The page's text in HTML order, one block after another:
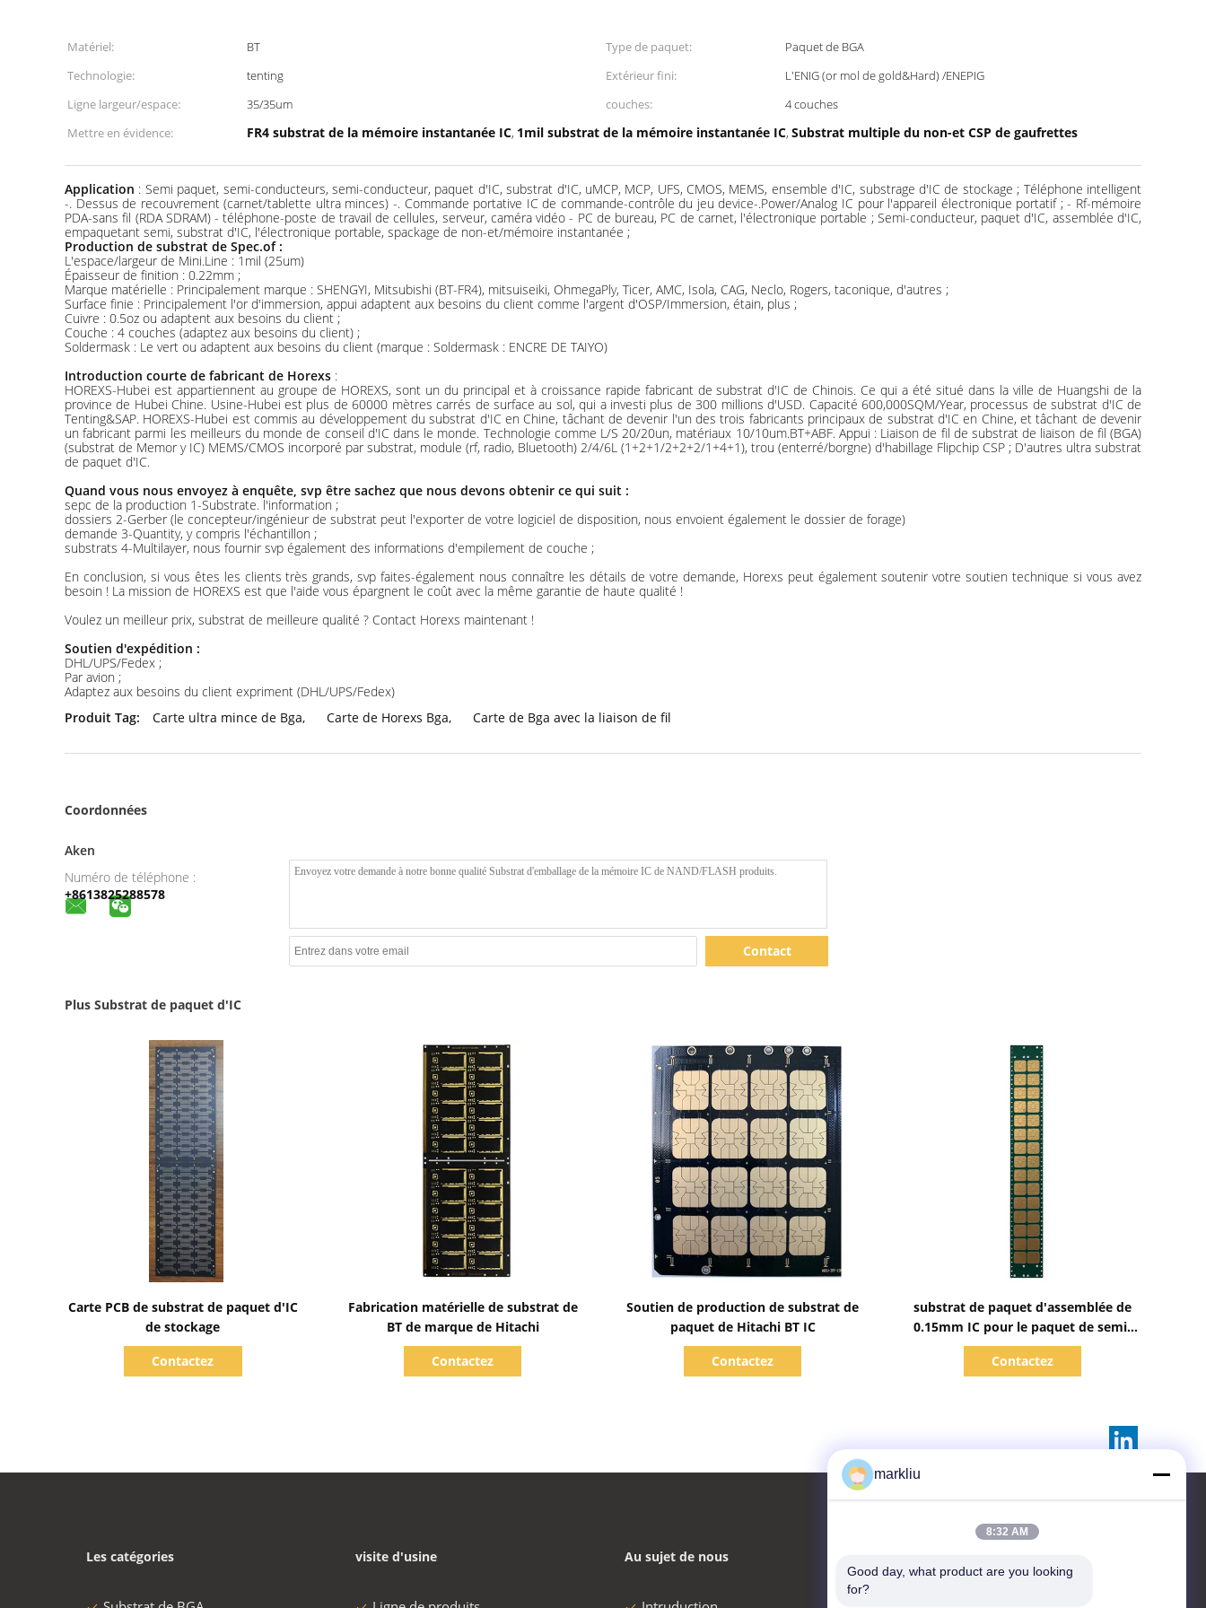
Matériel: BT Type de paquet:
Paquet de BGA
Technologie:
tenting Extérieur fini:
L'ENIG (or mol de gold&Hard) /ENEPIG
Ligne largeur/espace:
35/35um couches:
4 couches
Mettre en évidence:
FR4 substrat de la mémoire instantanée IC, 1mil substrat de la mémoire instantanée IC, Substrat multiple du non-et CSP de gaufrettes
Application : Semi paquet, semi-conducteurs, semi-conducteur, paquet d'IC, substrat d'IC, uMCP, MCP, UFS, CMOS, MEMS, ensemble d'IC, substrage d'IC de stockage ; Téléphone intelligent
-. Dessus de recouvrement (carnet/tablette ultra minces) -. Commande portative IC de commande-contrôle du jeu device-.Power/Analog IC pour l'appareil électronique portatif ; - Rf-mémoire
PDA-sans fil (RDA SDRAM) - téléphone-poste de travail de cellules, serveur, caméra vidéo - PC de bureau, PC de carnet, l'électronique portable ; Semi-conducteur, paquet d'IC, assemblée d'IC,
empaquetant semi, substrat d'IC, l'électronique portable, spackage de non-et/mémoire instantanée ;
Production de substrat de Spec.of :
L'espace/largeur de Mini.Line : 1mil (25um)
Épaisseur de finition : 0.22mm ;
Marque matérielle : Principalement marque : SHENGYI, Mitsubishi (BT-FR4), mitsuiseiki, OhmegaPly, Ticer, AMC, Isola, CAG, Neclo, Rogers, taconique, d'autres ;
Surface finie : Principalement l'or d'immersion, appui adaptent aux besoins du client comme l'argent d'OSP/Immersion, étain, plus ;
Cuivre : 0.5oz ou adaptent aux besoins du client ;
Couche : 4 couches (adaptez aux besoins du client) ;
Soldermask : Le vert ou adaptent aux besoins du client (marque : Soldermask : ENCRE DE TAIYO)
Introduction courte de fabricant de Horexs :
HOREXS-Hubei est appartiennent au groupe de HOREXS, sont un du principal et à croissance rapide fabricant de substrat d'IC de Chinois. Ce qui a été situé dans la ville de Huangshi de la
province de Hubei Chine. Usine-Hubei est plus de 60000 mètres carrés de surface au sol, qui a investi plus de 300 millions d'USD. Capacité 600,000SQM/Year, processus de substrat d'IC de
Tenting&SAP. HOREXS-Hubei est commis au développement du substrat d'IC en Chine, tâchant de devenir l'un des trois fabricants principaux de substrat d'IC en Chine, et tâchant de devenir
un fabricant parmi les meilleurs du monde de conseil d'IC dans le monde. Technologie comme L/S 20/20un, matériaux 10/10um.BT+ABF. Appui : Liaison de fil de substrat de liaison de fil (BGA)
(substrat de Memor y IC) MEMS/CMOS incorporé par substrat, module (rf, radio, Bluetooth) 2/4/6L (1+2+1/2+2+2/1+4+1), trou (enterré/borgne) d'habillage Flipchip CSP ; D'autres ultra substrat
de paquet d'IC.
Quand vous nous envoyez à enquête, svp être sachez que nous devons obtenir ce qui suit :
sepc de la production 1-Substrate. l'information ;
dossiers 2-Gerber (le concepteur/ingénieur de substrat peut l'exporter de votre logiciel de disposition, nous envoient également le dossier de forage)
demande 3-Quantity, y compris l'échantillon ;
substrats 4-Multilayer, nous fournir svp également des informations d'empilement de couche ;
En conclusion, si vous êtes les clients très grands, svp faites-également nous connaître les détails de votre demande, Horexs peut également soutenir votre soutien technique si vous avez
besoin ! La mission de HOREXS est que l'aide vous épargnent le coût avec la même garantie de haute qualité !
Voulez un meilleur prix, substrat de meilleure qualité ? Contact Horexs maintenant !
Soutien d'expédition :
DHL/UPS/Fedex ;
Par avion ;
Adaptez aux besoins du client expriment (DHL/UPS/Fedex)
Produit Tag:
Carte ultra mince de Bga, Carte de Horexs Bga, Carte de Bga avec la liaison de fil
Coordonnées
Aken
Numéro de téléphone :
+8613825288578
Contact
Plus Substrat de paquet d'IC
Carte PCB de substrat de paquet d'IC
de stockage
Contactez
Fabrication matérielle de substrat de
BT de marque de Hitachi
Contactez
Soutien de production de substrat de
paquet de Hitachi BT IC
Contactez
substrat de paquet d'assemblée de
0.15mm IC pour le paquet de semi-
conducteur
Contactez
Les catégories visite d'usine Au sujet de nous
markliu
8:32 AM
Good day, what product are you looking
for?